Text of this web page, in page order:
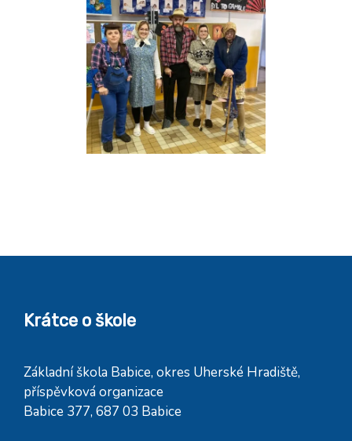
Krátce o škole
Základní škola Babice, okres Uherské Hradiště,
příspěvková organizace
Babice 377, 687 03 Babice